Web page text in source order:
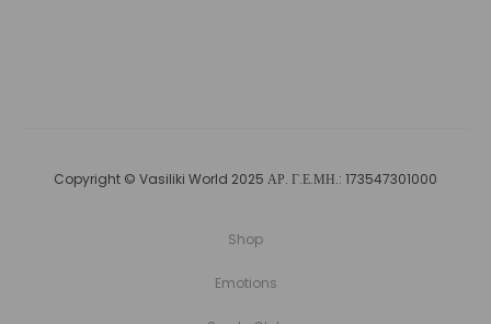
Copyright © Vasiliki World 2025 ΑΡ. Γ.Ε.ΜΗ.: 173547301000
Shop
Emotions